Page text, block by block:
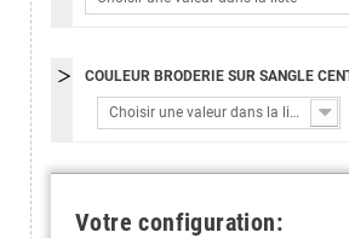
COULEUR BRODERIE SUR SANGLE
Choisir une valeur dans la liste
Votre configuration: